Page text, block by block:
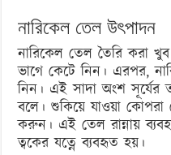
নারিকেল তেল উৎপাদন
নারিকেল তেল তৈরি করা
ভাগে কেটে নিন। এরপর,
নিন। এই সাদা অংশ
বলে। শুকিয়ে যাওয়া কোপরা
করুন। এই তেল রান্নায়
ত্বকের যত্নে ব্যবহৃত হয়।